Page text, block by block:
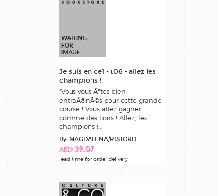
Je suis en ce1 - t06 - allez les
champions !
"Vous vous Ãªtes bien
entraÃ®nÃ©s pour cette grande
course ! Vous allez gagner
comme des lions ! Allez, les
champions !...
By: MAGDALENA/RISTORD
AED 39.07
lead time for order delivery